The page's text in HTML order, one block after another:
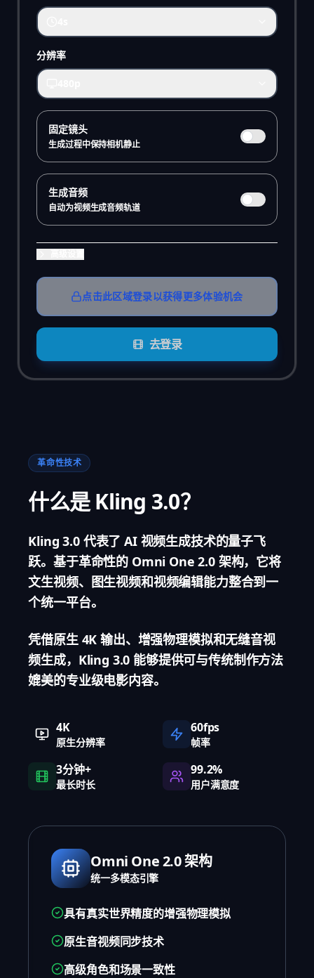
分辨率
固定镜头
生成过程中保持相机静止
生成音频
自动为视频生成音频轨道
点击此区域登录以获得更多体验机会
去登录
革命性技术
什么是 Kling 3.0？
Kling 3.0 代表了 AI 视频生成技术的量子飞
跃。基于革命性的 Omni One 2.0 架构，它将
文生视频、图生视频和视频编辑能力整合到一
个统一平台。
凭借原生 4K 输出、增强物理模拟和无缝音视
频生成，Kling 3.0 能够提供可与传统制作方法
媲美的专业级电影内容。
4K
原生分辨率
60fps
帧率
3分钟+
最长时长
99.2%
用户满意度
Omni One 2.0 架构
统一多模态引擎
具有真实世界精度的增强物理模拟
原生音视频同步技术
高级角色和场景一致性